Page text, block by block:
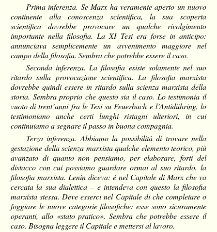
Prima inferenza. Se Marx ha veramente aperto un nuovo
continente alla conoscenza scientifica, la sua scoperta
scientifica dovrebbe provocare un qualche rivolgimento
importante nella filosofia. La XI Tesi era forse in anticipo:
annunciava semplicemente un avvenimento maggiore nel
campo della filosofia. Sembra che potrebbe essere il caso.
Seconda inferenza. La filosofia esiste solamente nel suo
ritardo sulla provocazione scientifica. La filosofia marxista
dovrebbe quindi essere in ritardo sulla scienza marxista della
storia. Sembra proprio che questo sia il caso. Lo testimonia il
vuoto di trent’anni fra le Tesi su Feuerbach e l’Antidühring, lo
testimoniano anche certi lunghi ristagni ulteriori, in cui
continuiamo a segnare il passo in buona compagnia.
Terza inferenza. Abbiamo la possibilità di trovare nella
gestazione della scienza marxista qualche elemento teorico, più
avanzato di quanto non pensiamo, per elaborare, forti del
distacco con cui possiamo guardare ormai al suo ritardo, la
filosofia marxista. Lenin diceva: è nel Capitale di Marx che va
cercata la sua dialettica – e intendeva con questo la filosofia
marxista stessa. Deve esserci nel Capitale di che completare o
foggiare le nuove categorie filosofiche: esse sono sicuramente
operanti, allo «stato pratico». Sembra che potrebbe essere il
caso. Bisogna leggere il Capitale e mettersi al lavoro.